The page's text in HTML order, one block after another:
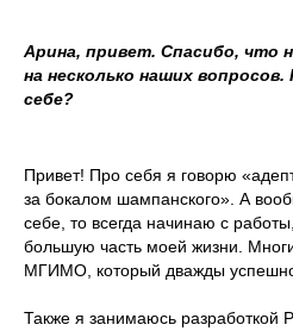
Арина, привет. Спасибо, что
на несколько наших
себе?
Привет! Про себя я говорю
за бокалом шампанского». А
себе, то всегда начинаю с
большую часть моей жизни.
МГИМО, который дважды успешно
Также я занимаюсь разработкой